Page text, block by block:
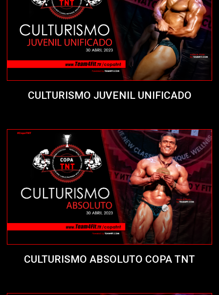
CULTURISMO JUVENIL UNIFICADO
CULTURISMO ABSOLUTO COPA TNT